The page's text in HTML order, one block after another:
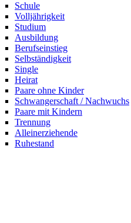
Schule
Volljährigkeit
Studium
Ausbildung
Berufseinstieg
Selbständigkeit
Single
Heirat
Paare ohne Kinder
Schwangerschaft / Nachwuchs
Paare mit Kindern
Trennung
Alleinerziehende
Ruhestand